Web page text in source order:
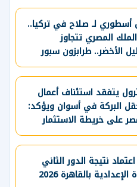
أسطوري لـ صلاح في تركيا..
المصري تتجاوز
الأخضر.. طرابزون سبور
لقب الدوري التركي
في المنافسات
يتفقد استئناف أعمال
البركة في أسوان ويؤكد:
على خريطة الاستثمار
نتيجة الدور الثاني
بالقاهرة 2026